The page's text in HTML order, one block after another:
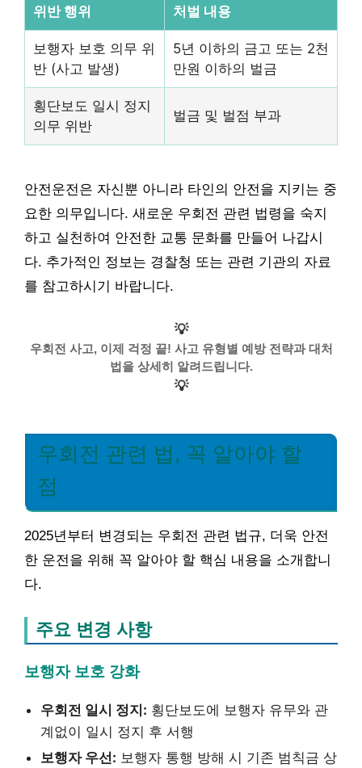
위반 행위 처벌 내용
보행자 보호 의무 위
반 (사고 발생)
5년 이하의 금고 또는 2천
만원 이하의 벌금
횡단보도 일시 정지
의무 위반
벌금 및 벌점 부과
안전운전은 자신뿐 아니라 타인의 안전을 지키는 중
요한 의무입니다. 새로운 우회전 관련 법령을 숙지
하고 실천하여 안전한 교통 문화를 만들어 나갑시
다. 추가적인 정보는 경찰청 또는 관련 기관의 자료
를 참고하시기 바랍니다.
💡
우회전 사고, 이제 걱정 끝! 사고 유형별 예방 전략과 대처
법을 상세히 알려드립니다.
💡
우회전 관련 법, 꼭 알아야 할
점
2025년부터 변경되는 우회전 관련 법규, 더욱 안전
한 운전을 위해 꼭 알아야 할 핵심 내용을 소개합니
다.
주요 변경 사항
보행자 보호 강화
우회전 일시 정지: 횡단보도에 보행자 유무와 관
계없이 일시 정지 후 서행
보행자 우선: 보행자 통행 방해 시 기존 범칙금 상